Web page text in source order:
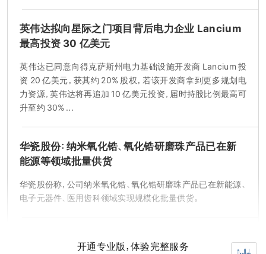
英伟达拟向星际之门项目背后电力企业 Lancium
最高投资 30 亿美元
英伟达已同意向得克萨斯州电力基础设施开发商 Lancium 投
资 20 亿美元，获其约 20% 股权，若该开发商拿到更多规划电
力资源，英伟达将再追加 10 亿美元投资，届时持股比例最高可
升至约 30% ...
华瓷股份：纳米氧化锆、氧化锆研磨珠产品已在新
能源等领域批量供货
华瓷股份称，公司纳米氧化锆、氧化锆研磨珠产品已在新能源、
电子元器件、医用齿科领域实现规模化批量供货。
开通专业版，体验完整服务